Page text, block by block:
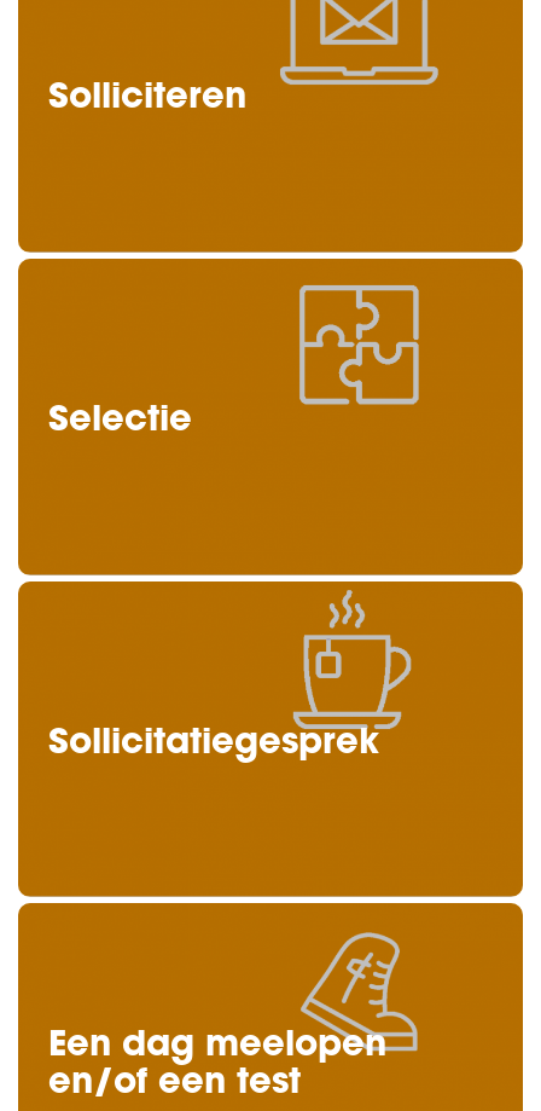
Solliciteren
Selectie
Sollicitatiegesprek
Een dag meelopen
en/of een test